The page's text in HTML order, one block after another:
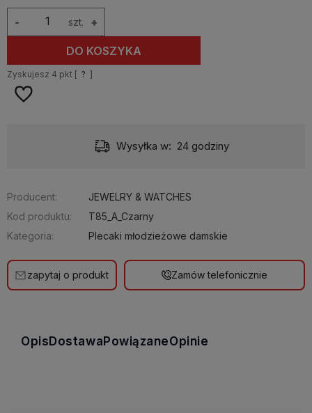
szt. +
-
DO KOSZYKA
Zyskujesz 4 pkt [ ? ]
Wysyłka w: 24 godziny
Producent:
JEWELRY & WATCHES
Kod produktu:
T85_A_Czarny
Kategoria:
Plecaki młodzieżowe damskie
zapytaj o produkt Zamów telefonicznie
Opis Dostawa PowiązaneOpinie